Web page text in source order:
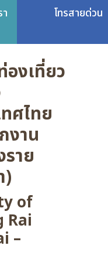
โทรสายด่วน
องเที่ยว
ทศไทย
งาน
ราย
)
of
Rai
–